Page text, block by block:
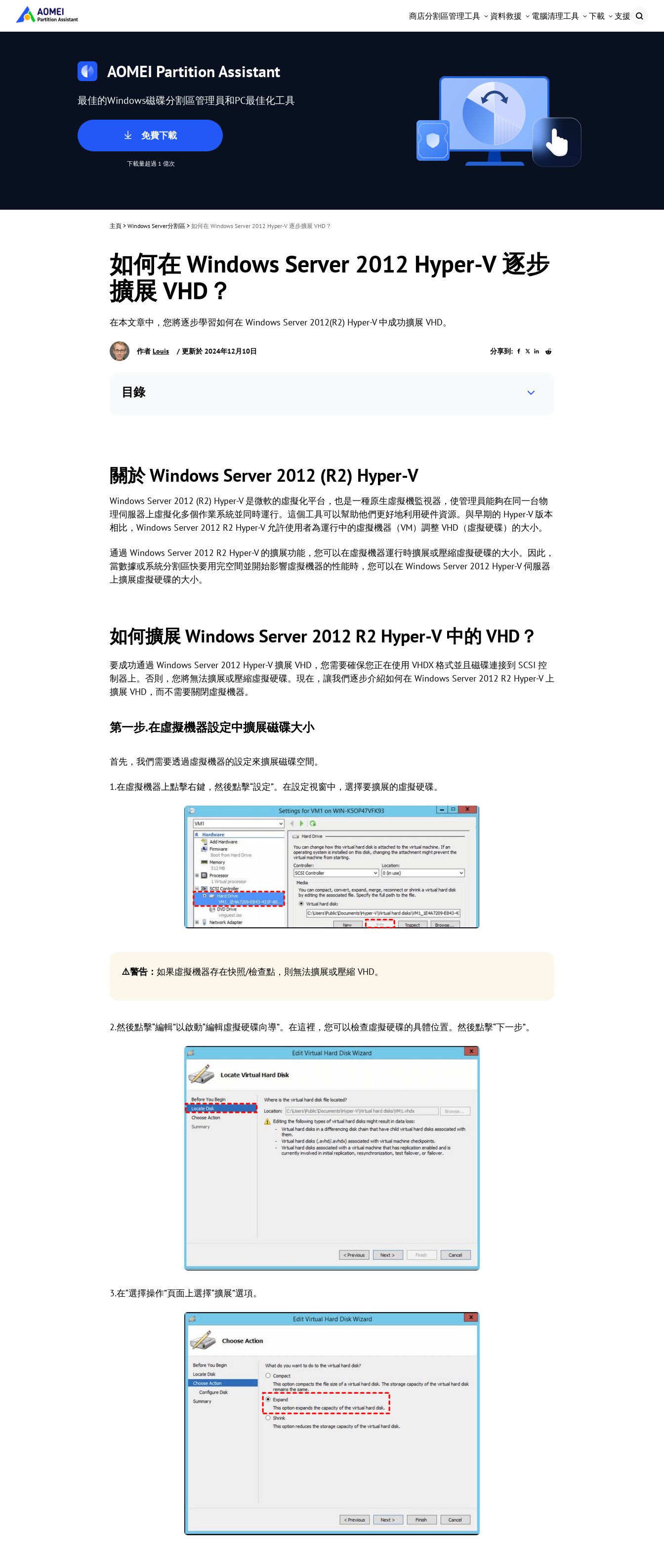
商店分割區管理工具 資料救援 電腦清理工具 下載 支援
AOMEI Partition Assistant
最佳的Windows磁碟分割區管理員和PC最佳化工具
免費下載
下載量超過 1 億次
主頁 > Windows Server分割區 > 如何在 Windows Server 2012 Hyper-V 逐步擴展 VHD？
如何在 Windows Server 2012 Hyper-V 逐步
擴展 VHD？
在本文章中，您將逐步學習如何在 Windows Server 2012(R2) Hyper-V 中成功擴展 VHD。
作者 Louis / 更新於 2024年12月10日 分享到:
目錄
關於 Windows Server 2012 (R2) Hyper-V
Windows Server 2012 (R2) Hyper-V 是微軟的虛擬化平台，也是一種原生虛擬機監視器，使管理員能夠在同一台物
理伺服器上虛擬化多個作業系統並同時運行。這個工具可以幫助他們更好地利用硬件資源。與早期的 Hyper-V 版本
相比，Windows Server 2012 R2 Hyper-V 允許使用者為運行中的虛擬機器（VM）調整 VHD（虛擬硬碟）的大小。
通過 Windows Server 2012 R2 Hyper-V 的擴展功能，您可以在虛擬機器運行時擴展或壓縮虛擬硬碟的大小。因此，
當數據或系統分割區快要用完空間並開始影響虛擬機器的性能時，您可以在 Windows Server 2012 Hyper-V 伺服器
上擴展虛擬硬碟的大小。
如何擴展 Windows Server 2012 R2 Hyper-V 中的 VHD？
要成功通過 Windows Server 2012 Hyper-V 擴展 VHD，您需要確保您正在使用 VHDX 格式並且磁碟連接到 SCSI 控
制器上。否則，您將無法擴展或壓縮虛擬硬碟。現在，讓我們逐步介紹如何在 Windows Server 2012 R2 Hyper-V 上
擴展 VHD，而不需要關閉虛擬機器。
第一步.在虛擬機器設定中擴展磁碟大小
首先，我們需要透過虛擬機器的設定來擴展磁碟空間。
1.在虛擬機器上點擊右鍵，然後點擊“設定”。在設定視窗中，選擇要擴展的虛擬硬碟。
⚠️警告： 如果虛擬機器存在快照/檢查點，則無法擴展或壓縮 VHD。
2.然後點擊“編輯”以啟動“編輯虛擬硬碟向導”。在這裡，您可以檢查虛擬硬碟的具體位置。然後點擊“下一步”。
3.在“選擇操作”頁面上選擇“擴展”選項。